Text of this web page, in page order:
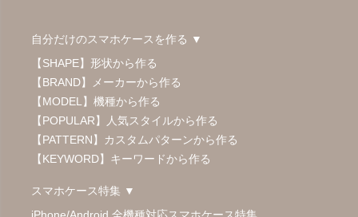
自分だけのスマホケースを作る ▼
【SHAPE】形状から作る
【BRAND】メーカーから作る
【MODEL】機種から作る
【POPULAR】人気スタイルから作る
【PATTERN】カスタムパターンから作る
【KEYWORD】キーワードから作る
スマホケース特集 ▼